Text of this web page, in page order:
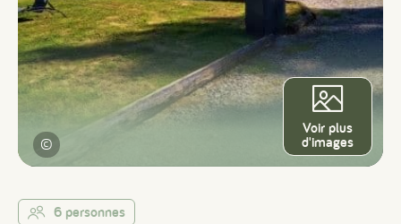
©
Voir plus
d'images
6 personnes